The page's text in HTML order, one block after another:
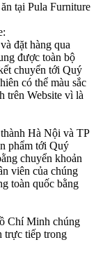
tại Pula Furniture
đặt hàng qua
được toàn bộ
chuyển tới Quý
có thể màu sắc
trên Website vì là
Hà Nội và TP
phẩm tới Quý
chuyển khoản
viên của chúng
toàn quốc bằng
Chí Minh chúng
trực tiếp trong